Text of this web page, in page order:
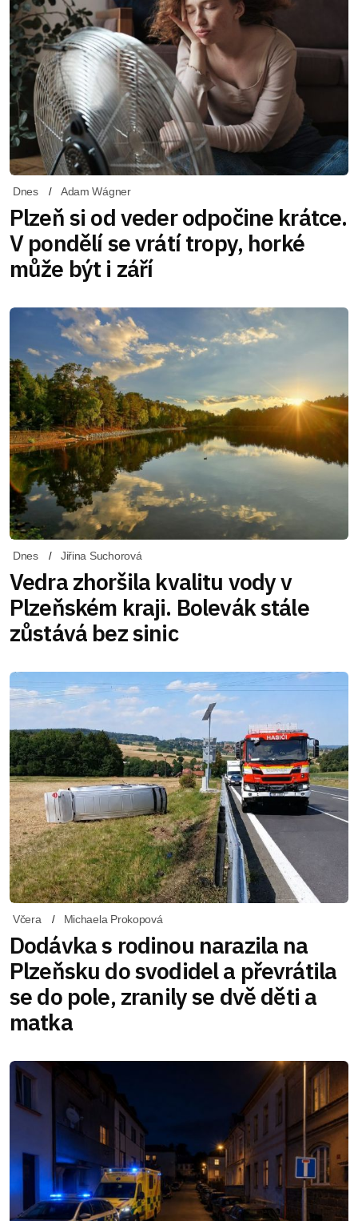
Dnes Adam Wágner
Plzeň si od veder odpočine krátce.
V pondělí se vrátí tropy, horké
může být i září
Dnes Jiřina Suchorová
Vedra zhoršila kvalitu vody v
Plzeňském kraji. Bolevák stále
zůstává bez sinic
Včera Michaela Prokopová
Dodávka s rodinou narazila na
Plzeňsku do svodidel a převrátila
se do pole, zranily se dvě děti a
matka